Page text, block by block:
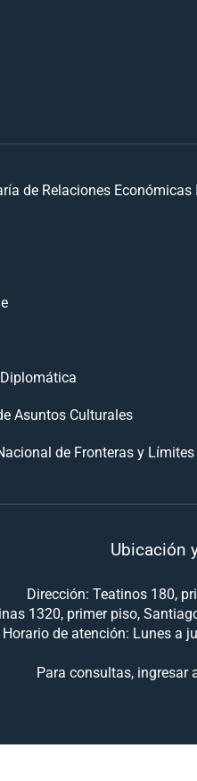
de Relaciones
Asuntos Culturales
de Fronteras y
Ubicación
Dirección: Teatinos 180,
1320, primer piso,
de atención: Lunes a
Para consultas, ingresar